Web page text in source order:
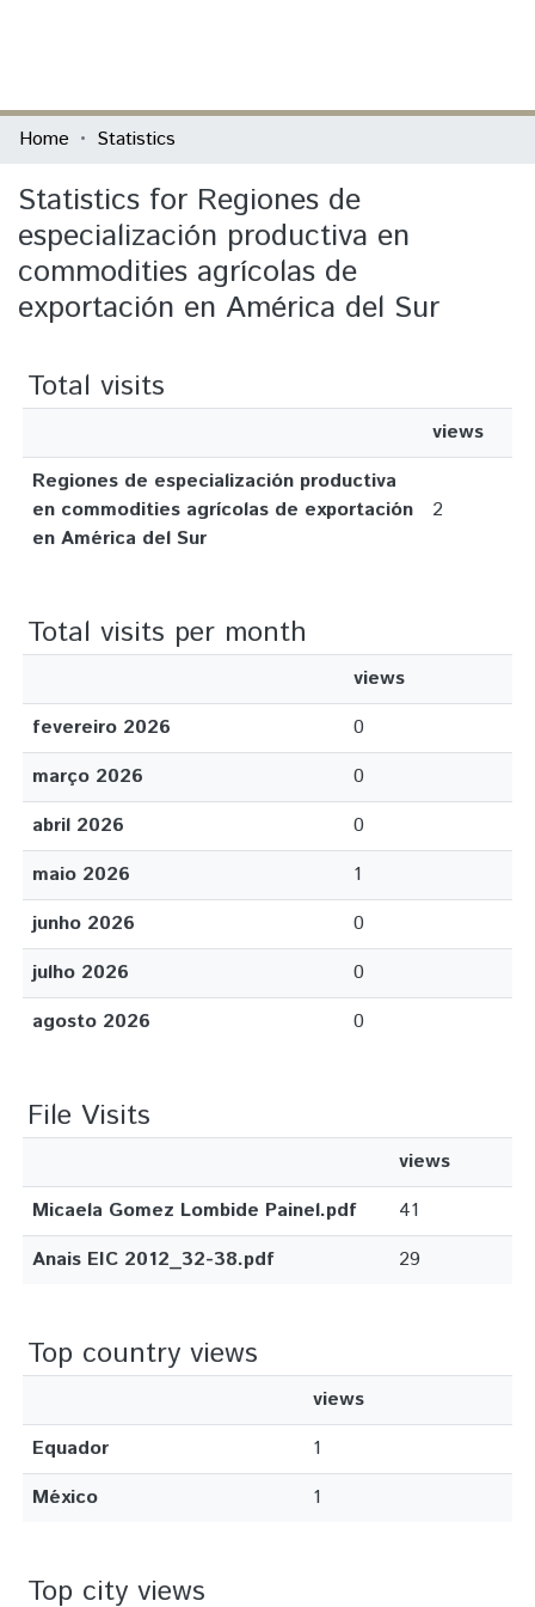
Communities & Collections
All of DSpace
Home Statistics
Statistics for Regiones de
especialización productiva en
commodities agrícolas de
exportación en América del Sur
Total visits
views
Regiones de especialización productiva
en commodities agrícolas de exportación
en América del Sur
2
Total visits per month
views
fevereiro 2026
0
março 2026
0
abril 2026
0
maio 2026
1
junho 2026
0
julho 2026
0
agosto 2026
0
File Visits
views
Micaela Gomez Lombide Painel.pdf
41
Anais EIC 2012_32-38.pdf
29
Top country views
views
Equador
1
México
1
Top city views